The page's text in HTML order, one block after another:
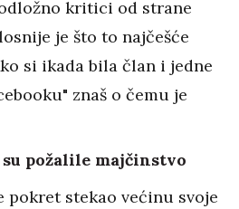
kritici od strane
je što to najčešće
si ikada bila član i jedne
znaš o čemu je
požalile majčinstvo
pokret stekao većinu svoje